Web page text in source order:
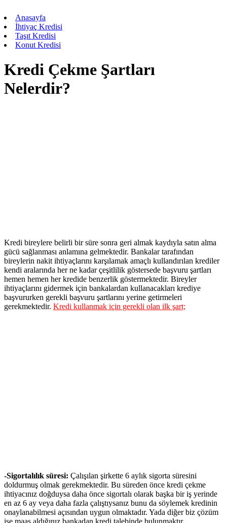
Anasayfa
İhtiyaç Kredisi
Taşıt Kredisi
Konut Kredisi
Kredi Çekme Şartları
Nelerdir?
Kredi bireylere belirli bir süre sonra geri almak kaydıyla satın alma
gücü sağlanması anlamına gelmektedir. Bankalar tarafından
bireylerin nakit ihtiyaçlarını karşılamak amaçlı kullandırılan krediler
kendi aralarında her ne kadar çeşitlilik göstersede başvuru şartları
hemen hemen her kredide benzerlik göstermektedir. Bireyler
ihtiyaçlarını gidermek için bankalardan kullanacakları krediye
başvururken gerekli başvuru şartlarını yerine getirmeleri
gerekmektedir. Kredi kullanmak için gerekli olan ilk şart;
-Sigortalılık süresi: Çalışılan şirkette 6 aylık sigorta süresini
doldurmuş olmak gerekmektedir. Bu süreden önce kredi çekme
ihtiyacınız doğduysa daha önce sigortalı olarak başka bir iş yerinde
en az 6 ay veya daha fazla çalıştıysanız bunu da söylemek kredinin
onaylanabilmesi açısından uygun olmaktadır. Yada diğer biz çözüm
ise maaş aldığınız bankadan kredi talebinde bulunmaktır.